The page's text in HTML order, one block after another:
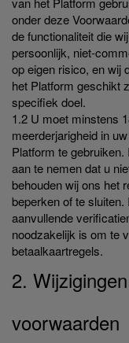
onder deze
de functionaliteit die
persoonlijk, niet-
op eigen risico, en wij
het Platform geschikt
specifiek doel.
1.2 U moet minstens
meerderjarigheid in
Platform te
aan te nemen dat u
behouden wij ons het
beperken of te
aanvullende
noodzakelijk is om te
betaalkaartregels.
2.
voorwaarden